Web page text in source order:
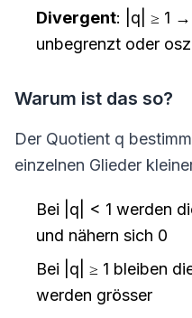
Divergent: |q| ≥ 1
unbegrenzt oder
Warum ist das so?
Der Quotient q
einzelnen Glieder
Bei |q| < 1 werden
und nähern sich 0
Bei |q| ≥ 1 bleiben
werden grösser